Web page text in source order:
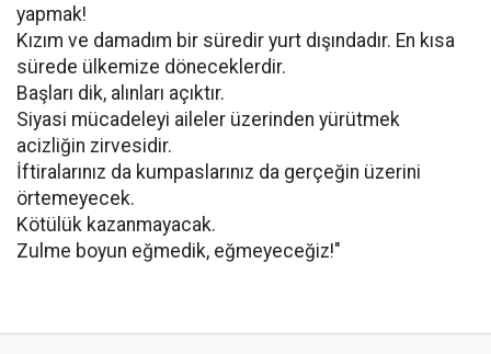
yapmak!
Kızım ve damadım bir süredir yurt dışındadır. En kısa
sürede ülkemize döneceklerdir.
Başları dik, alınları açıktır.
Siyasi mücadeleyi aileler üzerinden yürütmek
acizliğin zirvesidir.
İftiralarınız da kumpaslarınız da gerçeğin üzerini
örtemeyecek.
Kötülük kazanmayacak.
Zulme boyun eğmedik, eğmeyeceğiz!"